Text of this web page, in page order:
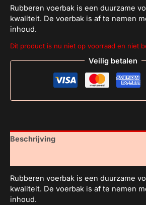
Rubberen voerbak is een duurzame
kwaliteit. De voerbak is af te nemen
inhoud.
Dit product is nu niet op voorraad en niet
Veilig betalen
Beschrijving
Rubberen voerbak is een duurzame
kwaliteit. De voerbak is af te nemen
inhoud.